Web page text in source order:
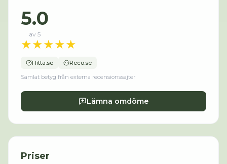
5.0
av 5
★★★★★
Hitta.se
Reco.se
Samlat betyg från externa recensionssajter
Lämna omdöme
Priser